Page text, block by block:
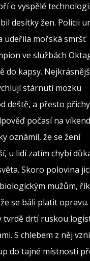
o vyspělé technologii
desítky žen. Policii
udeřila mořská smršť
ve službách
kapsy.
stárnutí mozku
deště, a přesto
počasí na víkend
oznámil, že se žení
u lidí zatím chybí
Skoro polovina
mužům,
se báli platit
tvrdě drtí ruskou
S chlebem z něj
do tajné místnosti